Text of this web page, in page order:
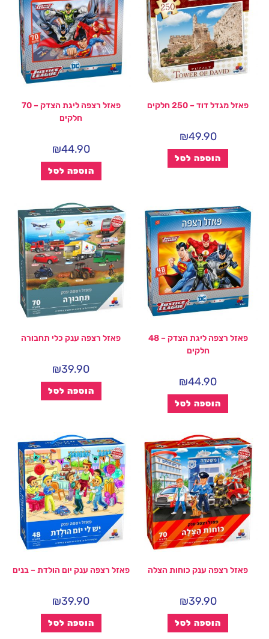
פאזל מגדל דוד – 250 חלקים
₪49.90
הוספה לסל
פאזל רצפה ליגת הצדק – 70
חלקים
₪44.90
הוספה לסל
פאזל רצפה ליגת הצדק – 48
חלקים
₪44.90
הוספה לסל
פאזל רצפה ענק כלי תחבורה
₪39.90
הוספה לסל
פאזל רצפה ענק כוחות הצלה
₪39.90
הוספה לסל
פאזל רצפה ענק יום הולדת – בנים
₪39.90
הוספה לסל